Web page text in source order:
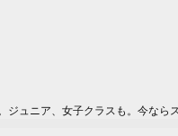
ュニア、女子クラスも。今なら